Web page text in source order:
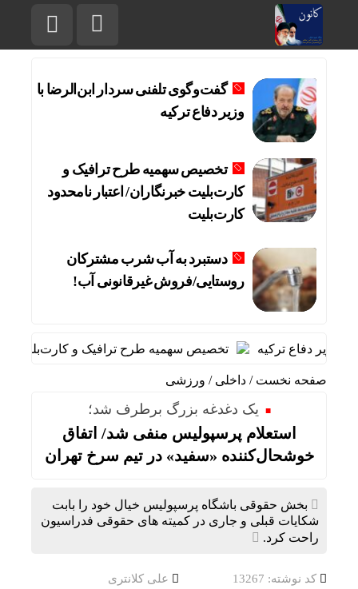
گفت‌وگوی تلفنی سردار ابن‌الرضا با
وزیر دفاع ترکیه
تخصیص سهمیه طرح ترافیک و
کارت‌بلیت خبرنگاران/ اعتبار نامحدود
کارت‌بلیت
دستبرد به آب شرب مشترکان
روستایی/فروش غیرقانونی آب!
وزیر دفاع ترکیه تخصیص سهمیه طرح ترافیک و کارت‌بلیت
صفحه نخست / داخلی / ورزشی
یک دغدغه بزرگ برطرف شد؛
استعلام پرسپولیس منفی شد/ اتفاق
خوشحال‌کننده «سفید» در تیم سرخ تهران
بخش حقوقی باشگاه پرسپولیس خیال خود را بابت
شکایات قبلی و جاری در کمیته های حقوقی فدراسیون
راحت کرد.
کد نوشته: 13267
علی کلانتری